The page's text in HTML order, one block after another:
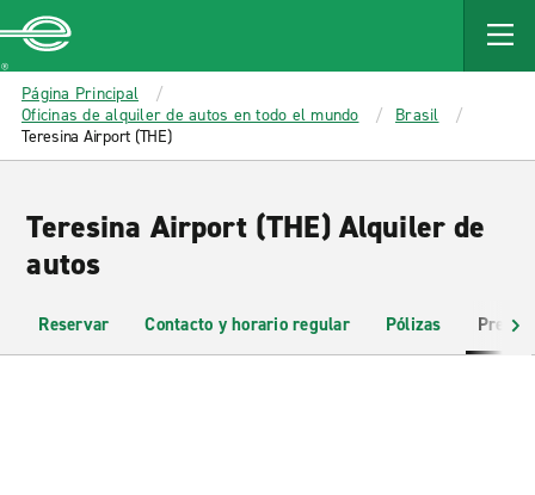
MAIN
CONTENT
Enterprise
Página Principal
Oficinas de alquiler de autos en todo el mundo
Brasil
Teresina Airport (THE)
Teresina Airport (THE) Alquiler de
autos
Reservar Contacto y horario regular Pólizas